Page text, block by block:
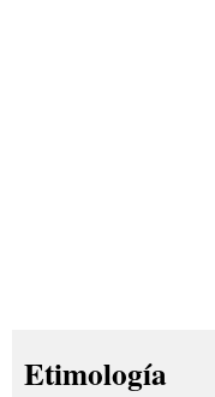
Etimología